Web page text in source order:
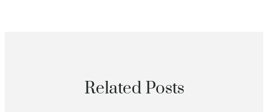
Related Posts